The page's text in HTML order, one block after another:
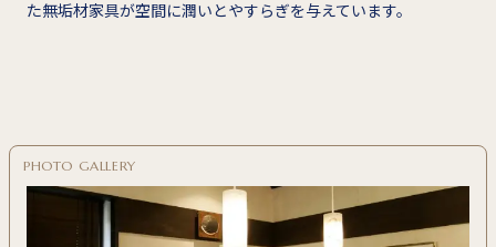
た無垢材家具が空間に潤いとやすらぎを与えています。